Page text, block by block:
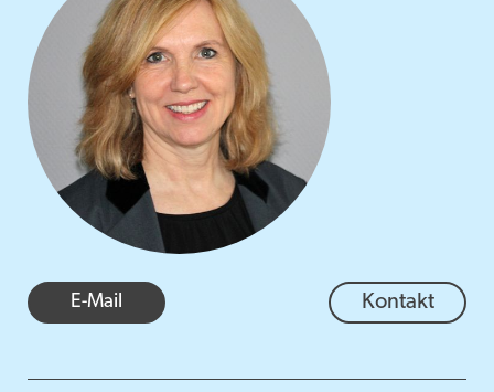
E-Mail Kontakt